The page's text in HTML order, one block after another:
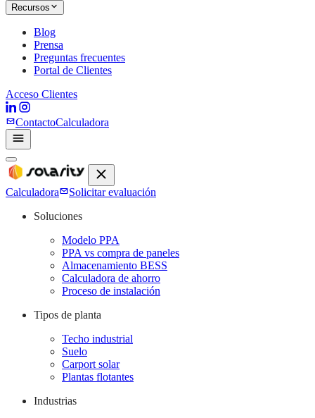
Recursos
Blog
Prensa
Preguntas frecuentes
Portal de Clientes
Acceso Clientes
ContactoCalculadora
Calculadora
Solicitar evaluación
Soluciones
Modelo PPA
PPA vs compra de paneles
Almacenamiento BESS
Calculadora de ahorro
Proceso de instalación
Tipos de planta
Techo industrial
Suelo
Carport solar
Plantas flotantes
Industrias